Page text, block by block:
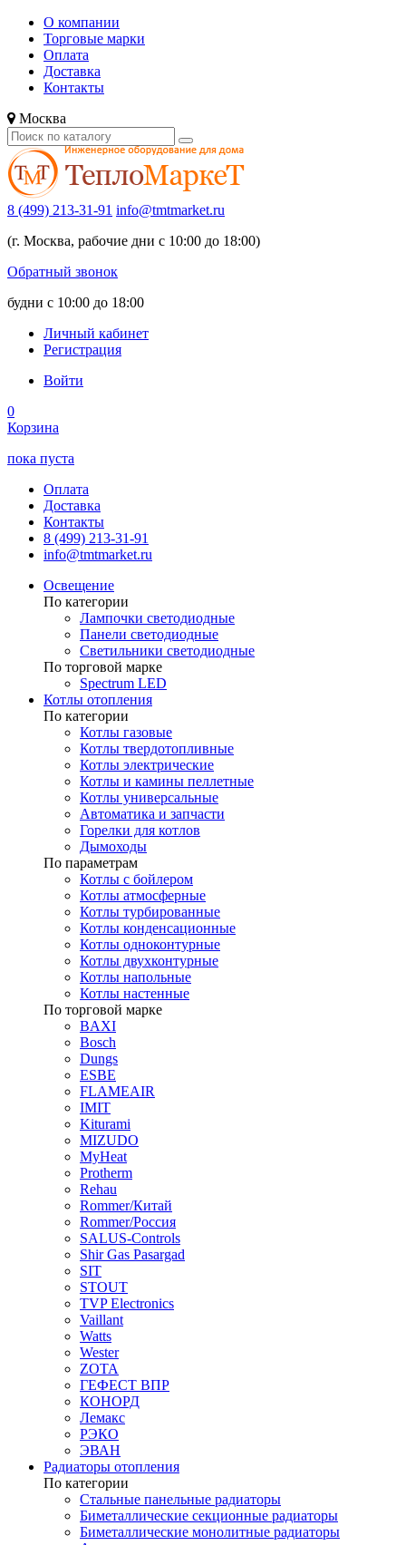
О компании
Торговые марки
Оплата
Доставка
Контакты
Москва
8 (499) 213-31-91 info@tmtmarket.ru
(г. Москва, рабочие дни с 10:00 до 18:00)
Обратный звонок
будни с 10:00 до 18:00
Личный кабинет
Регистрация
Войти
0
Корзина
пока пуста
Оплата
Доставка
Контакты
8 (499) 213-31-91
info@tmtmarket.ru
Освещение
По категории
Лампочки светодиодные
Панели светодиодные
Светильники светодиодные
По торговой марке
Spectrum LED
Котлы отопления
По категории
Котлы газовые
Котлы твердотопливные
Котлы электрические
Котлы и камины пеллетные
Котлы универсальные
Автоматика и запчасти
Горелки для котлов
Дымоходы
По параметрам
Котлы с бойлером
Котлы атмосферные
Котлы турбированные
Котлы конденсационные
Котлы одноконтурные
Котлы двухконтурные
Котлы напольные
Котлы настенные
По торговой марке
BAXI
Bosch
Dungs
ESBE
FLAMEAIR
IMIT
Kiturami
MIZUDO
MyHeat
Protherm
Rehau
Rommer/Китай
Rommer/Россия
SALUS-Controls
Shir Gas Pasargad
SIT
STOUT
TVP Electronics
Vaillant
Watts
Wester
ZOTA
ГЕФЕСТ ВПР
КОНОРД
Лемакс
РЭКО
ЭВАН
Радиаторы отопления
По категории
Стальные панельные радиаторы
Биметаллические секционные радиаторы
Биметаллические монолитные радиаторы